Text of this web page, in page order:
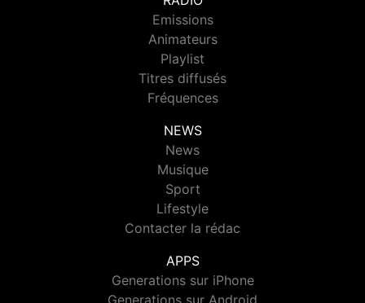
Emissions
Animateurs
Playlist
Titres diffusés
Fréquences
NEWS
News
Musique
Sport
Lifestyle
Contacter la rédac
APPS
Generations sur iPhone